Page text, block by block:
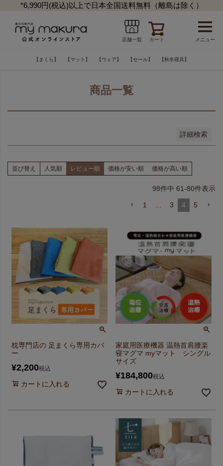
*6,990円(税込)以上で日本全国送料無料（離島は除く）
店舗一覧 カート メニュー
【まくら】 【マット】 【ウェア】 【セール】 【秋冬寝具】
商品一覧
詳細検索
新着順
登録順
価格が高い順
キーワードヒット順
検索
並び替え 人気順 レビュー順 価格が安い順 価格が高い順
98件中 61-80件表示
1 3 4 5
枕専門店の 足まくら専用カバ
ー
¥2,200税込
カートに入れる
家庭用医療機器 温熱首肩腰楽
寝マグマ myマット シングル
サイズ
¥184,800税込
カートに入れる